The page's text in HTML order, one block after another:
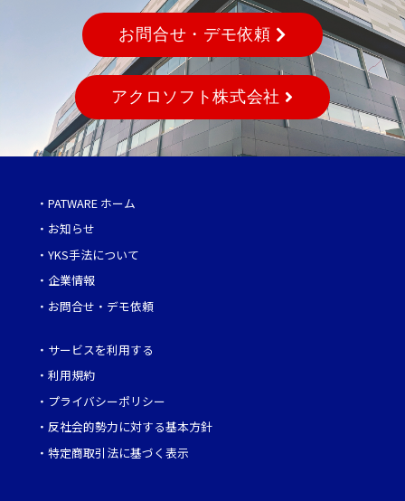
お問合せ・デモ依頼
アクロソフト株式会社
・ PATWARE ホーム
・ お知らせ
・ YKS手法について
・ 企業情報
・ お問合せ・デモ依頼
・ サービスを利用する
・ 利用規約
・ プライバシーポリシー
・ 反社会的勢力に対する基本方針
・ 特定商取引法に基づく表示